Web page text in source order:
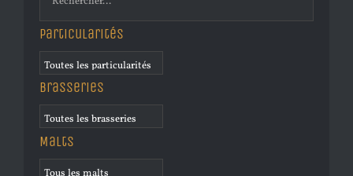
Particularités
Brasseries
Malts